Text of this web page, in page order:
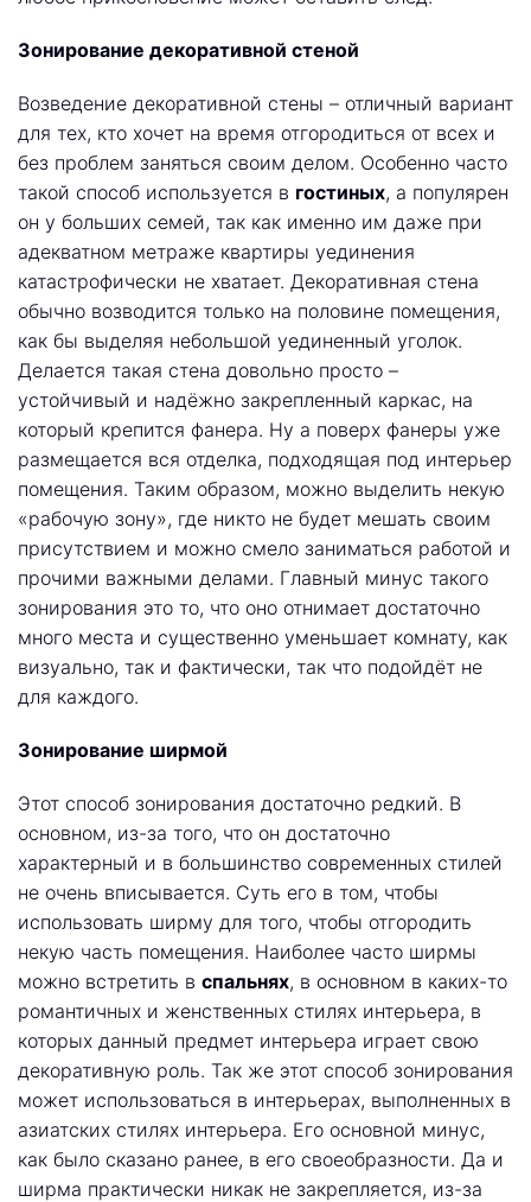
Зонирование декоративной стеной
Возведение декоративной стены – отличный вариант
для тех, кто хочет на время отгородиться от всех и
без проблем заняться своим делом. Особенно часто
такой способ используется в гостиных, а популярен
он у больших семей, так как именно им даже при
адекватном метраже квартиры уединения
катастрофически не хватает. Декоративная стена
обычно возводится только на половине помещения,
как бы выделяя небольшой уединенный уголок.
Делается такая стена довольно просто –
устойчивый и надёжно закрепленный каркас, на
который крепится фанера. Ну а поверх фанеры уже
размещается вся отделка, подходящая под интерьер
помещения. Таким образом, можно выделить некую
«рабочую зону», где никто не будет мешать своим
присутствием и можно смело заниматься работой и
прочими важными делами. Главный минус такого
зонирования это то, что оно отнимает достаточно
много места и существенно уменьшает комнату, как
визуально, так и фактически, так что подойдёт не
для каждого.
Зонирование ширмой
Этот способ зонирования достаточно редкий. В
основном, из-за того, что он достаточно
характерный и в большинство современных стилей
не очень вписывается. Суть его в том, чтобы
использовать ширму для того, чтобы отгородить
некую часть помещения. Наиболее часто ширмы
можно встретить в спальнях, в основном в каких-то
романтичных и женственных стилях интерьера, в
которых данный предмет интерьера играет свою
декоративную роль. Так же этот способ зонирования
может использоваться в интерьерах, выполненных в
азиатских стилях интерьера. Его основной минус,
как было сказано ранее, в его своеобразности. Да и
ширма практически никак не закрепляется, из-за